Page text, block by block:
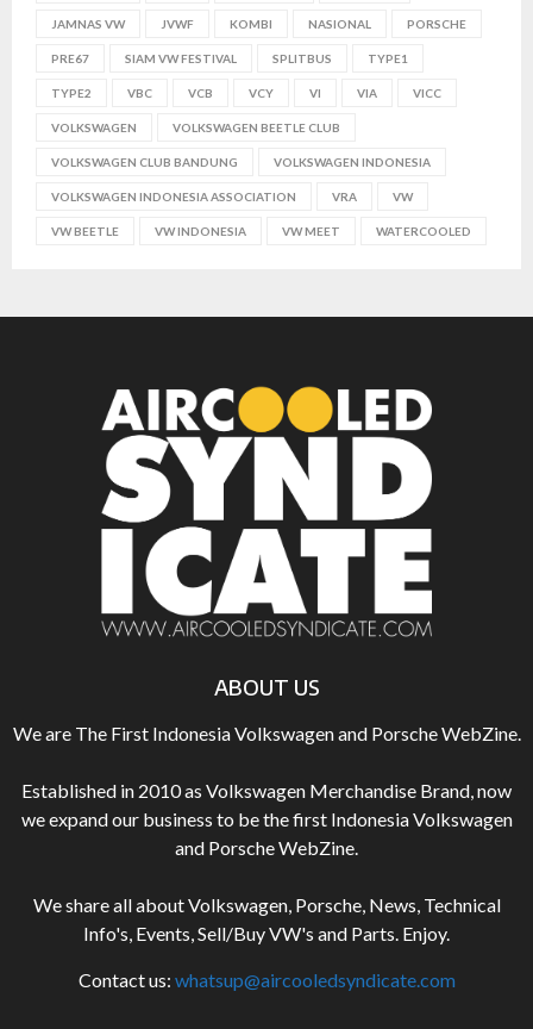
JAMNAS VW JVWF KOMBI NASIONAL PORSCHE
PRE67 SIAM VW FESTIVAL SPLITBUS TYPE1
TYPE2 VBC VCB VCY VI VIA VICC
VOLKSWAGEN VOLKSWAGEN BEETLE CLUB
VOLKSWAGEN CLUB BANDUNG VOLKSWAGEN INDONESIA
VOLKSWAGEN INDONESIA ASSOCIATION VRA VW
VW BEETLE VW INDONESIA VW MEET WATERCOOLED
ABOUT US
We are The First Indonesia Volkswagen and Porsche WebZine.
Established in 2010 as Volkswagen Merchandise Brand, now
we expand our business to be the first Indonesia Volkswagen
and Porsche WebZine.
We share all about Volkswagen, Porsche, News, Technical
Info's, Events, Sell/Buy VW's and Parts. Enjoy.
Contact us: whatsup@aircooledsyndicate.com